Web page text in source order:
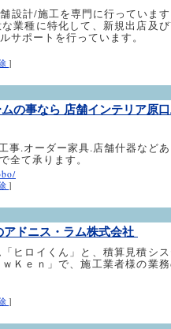
設計/施工を専門に行っています
業種に特化して、新規出店及び
サポートを行っています。
]
の事なら 店舗インテリア原
事.オーダー家具.店舗什器などあ
全て承ります。
]
ドニス・ラム株式会社
ヒロイくん」と、積算見積シス
Ｋｅｎ」で、施工業者様の業
]